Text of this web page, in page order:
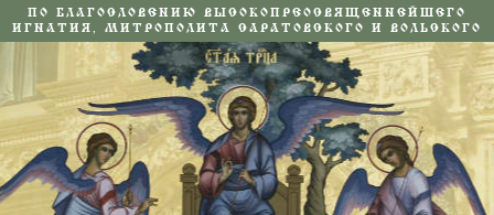
ПО БЛАГОСЛОВЕНИЮ ВЫСОКОПРЕОСВЯЩЕННЕЙШЕГО
ИГНАТИЯ, МИТРОПОЛИТА САРАТОВСКОГО И ВОЛЬСКОГО